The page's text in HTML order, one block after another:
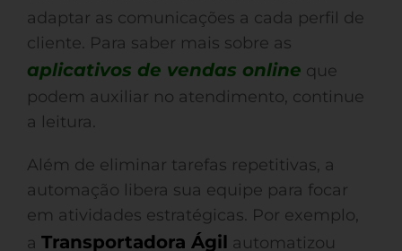
adaptar as comunicações a cada perfil de
cliente. Para saber mais sobre as
aplicativos de vendas online que
podem auxiliar no atendimento, continue
a leitura.
Além de eliminar tarefas repetitivas, a
automação libera sua equipe para focar
em atividades estratégicas. Por exemplo,
a Transportadora Ágil automatizou